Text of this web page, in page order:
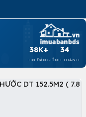
38K+
TIN ĐĂNG
34
TỈNH THÀNH